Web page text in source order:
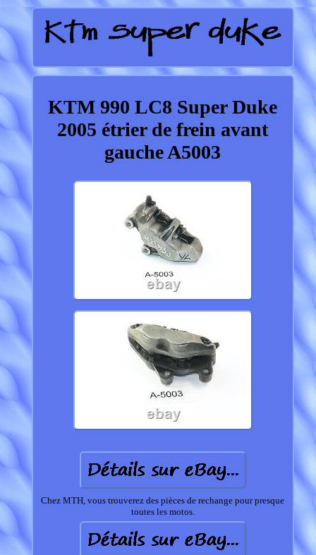
KTM 990 LC8 Super Duke
2005 étrier de frein avant
gauche A5003
Chez MTH, vous trouverez des pièces de rechange pour presque
toutes les motos.